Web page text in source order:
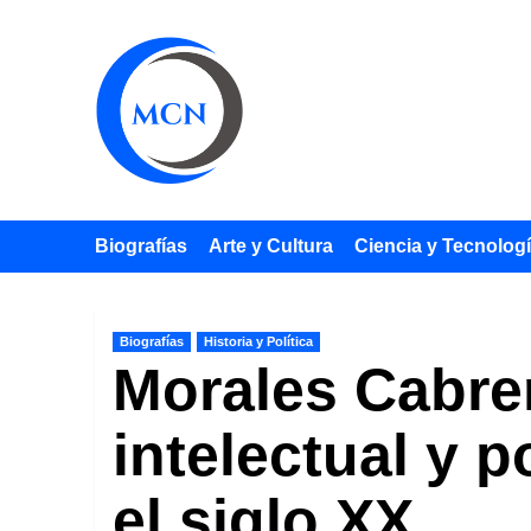
Biografías Arte y Cultura Ciencia y
Biografías Historia y Política
Morales
intelectual y